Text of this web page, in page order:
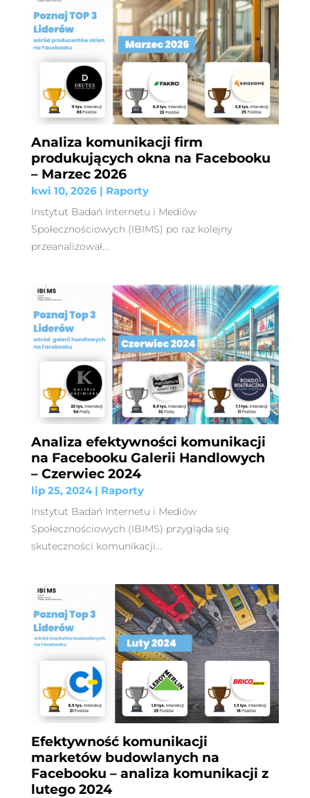
Analiza komunikacji firm
produkujących okna na Facebooku
– Marzec 2026
kwi 10, 2026| Raporty
Instytut Badań Internetu i Mediów
Społecznościowych (IBIMS) po raz kolejny
przeanalizował...
Analiza efektywności komunikacji
na Facebooku Galerii Handlowych
– Czerwiec 2024
lip 25, 2024| Raporty
Instytut Badań Internetu i Mediów
Społecznościowych (IBIMS) przygląda się
skuteczności komunikacji...
Efektywność komunikacji
marketów budowlanych na
Facebooku – analiza komunikacji z
lutego 2024